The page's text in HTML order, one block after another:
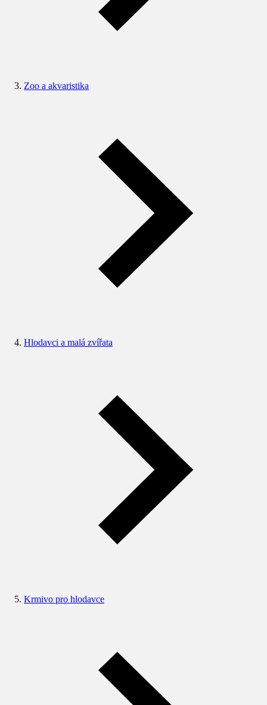
Zoo a akvaristika
Hlodavci a malá zvířata
Krmivo pro hlodavce